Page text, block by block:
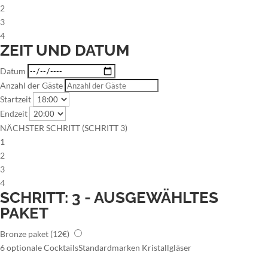
2
3
4
ZEIT UND DATUM
Datum
Anzahl der Gäste
Startzeit
Endzeit
NÄCHSTER SCHRITT (SCHRITT 3)
1
2
3
4
SCHRITT: 3 - AUSGEWÄHLTES
PAKET
Bronze paket (12€)
6 optionale CocktailsStandardmarken Kristallgläser